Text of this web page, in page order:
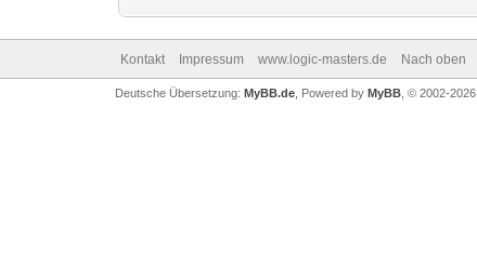
Kontakt Impressum www.logic-masters.de Nach oben
Deutsche Übersetzung: MyBB.de, Powered by MyBB, © 2002-2026